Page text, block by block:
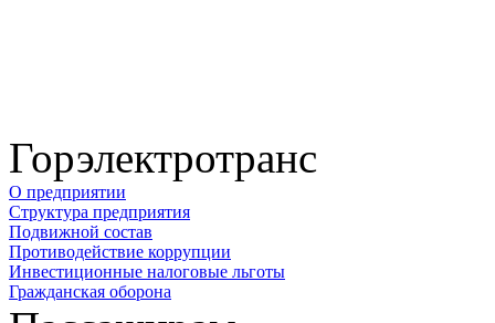
Горэлектротранс
О предприятии
Структура предприятия
Подвижной состав
Противодействие коррупции
Инвестиционные налоговые льготы
Гражданская оборона